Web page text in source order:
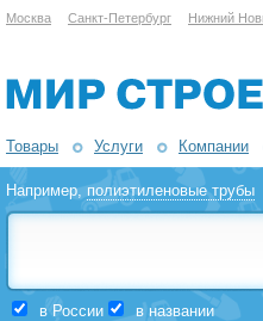
Москва Санкт-Петербург Нижний
Товары Услуги Компании
Например,полиэтиленовые трубы
в России в названии